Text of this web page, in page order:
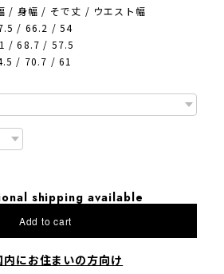
/ 身幅 / そで丈 / ウエスト幅
/ 66.2 / 54
/ 68.7 / 57.5
/ 70.7 / 61
shipping available
Add to cart
内にお住まいの方向け